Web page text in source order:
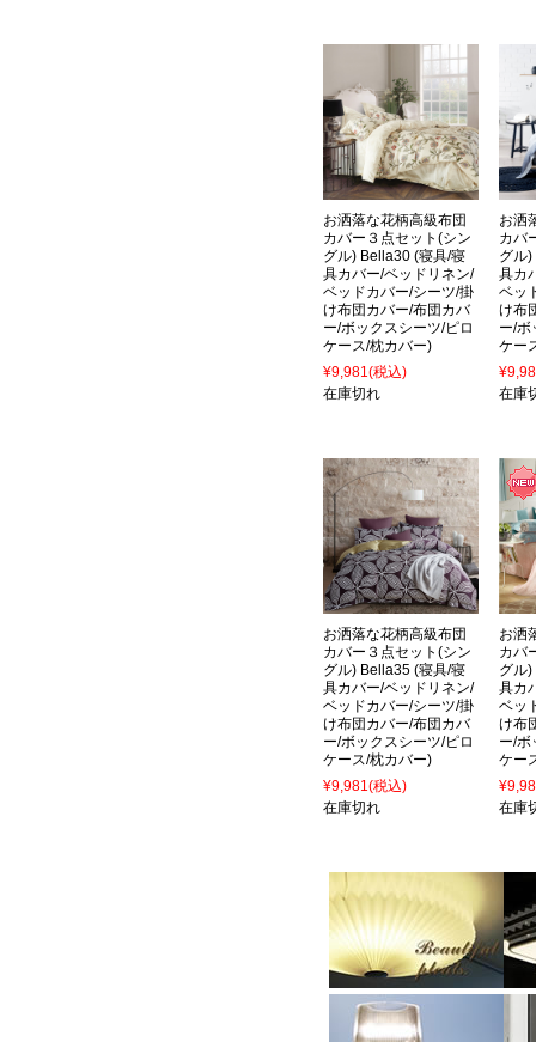
お洒落な花柄高級布団
カバー３点セット(シン
グル) Bella30 (寝具/寝
具カバー/ベッドリネン/
ベッドカバー/シーツ/掛
け布団カバー/布団カバ
ー/ボックスシーツ/ピロ
ケース/枕カバー)
¥9,981(税込)
在庫切れ
お洒
カバ
グル
具カ
ベッ
け布
ー/ボ
ケー
在庫
お洒落な花柄高級布団
カバー３点セット(シン
グル) Bella35 (寝具/寝
具カバー/ベッドリネン/
ベッドカバー/シーツ/掛
け布団カバー/布団カバ
ー/ボックスシーツ/ピロ
ケース/枕カバー)
¥9,981(税込)
在庫切れ
お洒
カバ
グル
具カ
ベッ
け布
ー/ボ
ケー
在庫